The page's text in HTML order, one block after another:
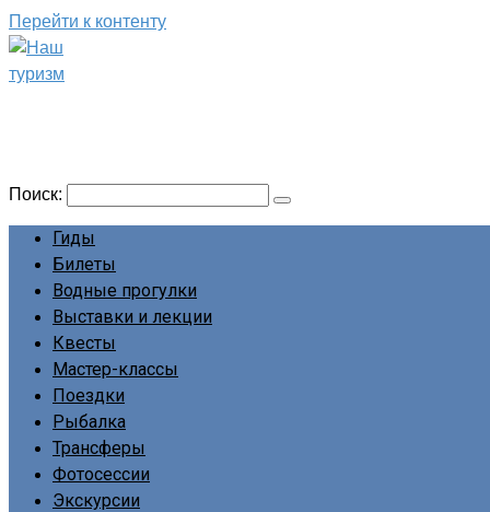
Перейти к контенту
Поиск:
Гиды
Билеты
Водные прогулки
Выставки и лекции
Квесты
Мастер-классы
Поездки
Рыбалка
Трансферы
Фотосессии
Экскурсии